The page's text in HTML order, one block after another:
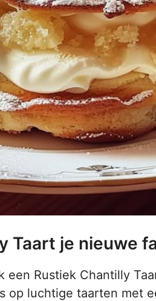
Taart je nieuwe
Rustiek Chantilly
op luchtige taarten met